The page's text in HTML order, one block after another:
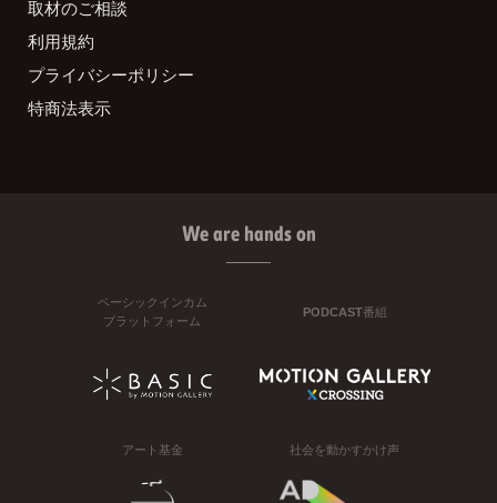
取材のご相談
利用規約
プライバシーポリシー
特商法表示
We are hands on
ベーシックインカム
プラットフォーム
PODCAST番組
アート基金 社会を動かすかけ声